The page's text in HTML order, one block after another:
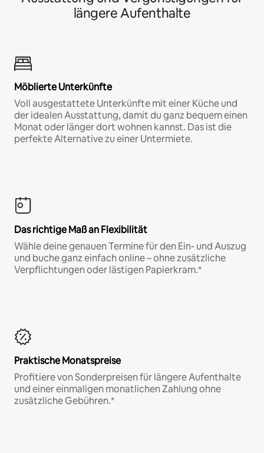
längere Aufenthalte
Möblierte Unterkünfte
Voll ausgestattete Unterkünfte mit einer Küche und
der idealen Ausstattung, damit du ganz bequem einen
Monat oder länger dort wohnen kannst. Das ist die
perfekte Alternative zu einer Untermiete.
Das richtige Maß an Flexibilität
Wähle deine genauen Termine für den Ein- und Auszug
und buche ganz einfach online – ohne zusätzliche
Verpflichtungen oder lästigen Papierkram.*
Praktische Monatspreise
Profitiere von Sonderpreisen für längere Aufenthalte
und einer einmaligen monatlichen Zahlung ohne
zusätzliche Gebühren.*